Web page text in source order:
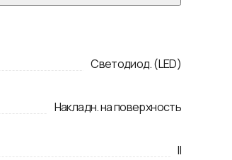
Светодиод. (LED)
Накладн. на поверхность
II